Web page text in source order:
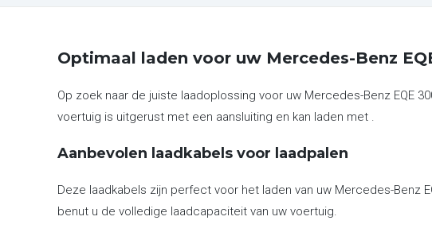
Optimaal laden voor uw Mercedes-Benz
Op zoek naar de juiste laadoplossing voor uw Mercedes-Benz EQE
voertuig is uitgerust met een aansluiting en kan laden met .
Aanbevolen laadkabels voor laadpalen
Deze laadkabels zijn perfect voor het laden van uw Mercedes-Benz
benut u de volledige laadcapaciteit van uw voertuig.